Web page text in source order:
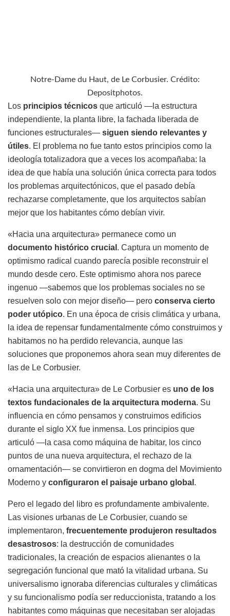
Notre-Dame du Haut, de Le Corbusier. Crédito:
Depositphotos.
Los principios técnicos que articuló —la estructura
independiente, la planta libre, la fachada liberada de
funciones estructurales— siguen siendo relevantes y
útiles. El problema no fue tanto estos principios como la
ideología totalizadora que a veces los acompañaba: la
idea de que había una solución única correcta para todos
los problemas arquitectónicos, que el pasado debía
rechazarse completamente, que los arquitectos sabían
mejor que los habitantes cómo debían vivir.
«Hacia una arquitectura» permanece como un
documento histórico crucial . Captura un momento de
optimismo radical cuando parecía posible reconstruir el
mundo desde cero. Este optimismo ahora nos parece
ingenuo —sabemos que los problemas sociales no se
resuelven solo con mejor diseño— pero conserva cierto
poder utópico. En una época de crisis climática y urbana,
la idea de repensar fundamentalmente cómo construimos y
habitamos no ha perdido relevancia, aunque las
soluciones que proponemos ahora sean muy diferentes de
las de Le Corbusier.
«Hacia una arquitectura» de Le Corbusier es uno de los
textos fundacionales de la arquitectura moderna. Su
influencia en cómo pensamos y construimos edificios
durante el siglo XX fue inmensa. Los principios que
articuló —la casa como máquina de habitar, los cinco
puntos de una nueva arquitectura, el rechazo de la
ornamentación— se convirtieron en dogma del Movimiento
Moderno y configuraron el paisaje urbano global .
Pero el legado del libro es profundamente ambivalente.
Las visiones urbanas de Le Corbusier, cuando se
implementaron, frecuentemente produjeron resultados
desastrosos: la destrucción de comunidades
tradicionales, la creación de espacios alienantes o la
segregación funcional que mató la vitalidad urbana. Su
universalismo ignoraba diferencias culturales y climáticas
y su funcionalismo podía ser reduccionista, tratando a los
habitantes como máquinas que necesitaban ser alojadas